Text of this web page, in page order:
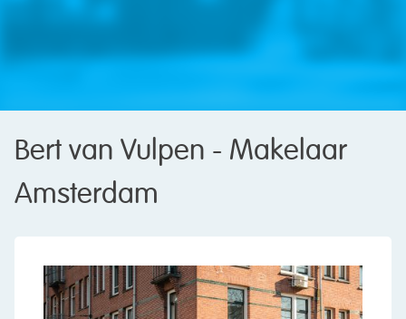
Bert van Vulpen - Makelaar
Amsterdam